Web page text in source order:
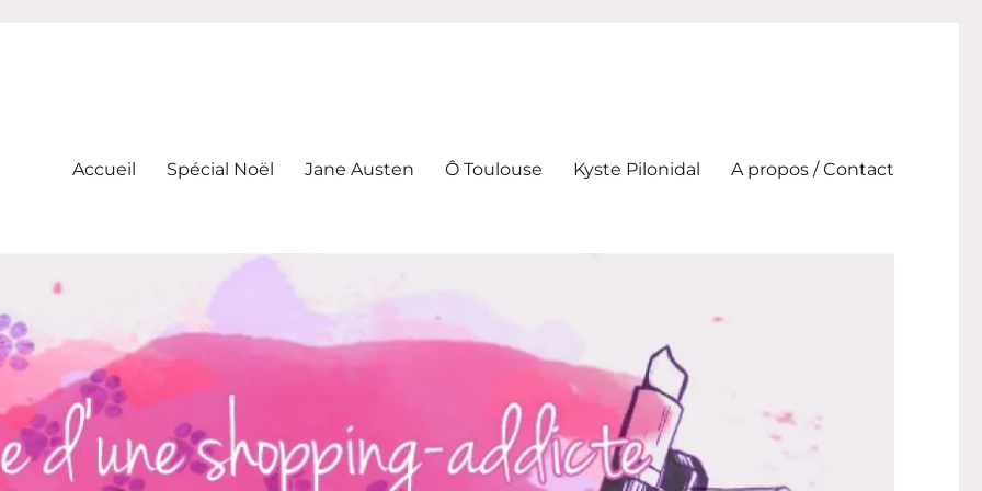
Accueil Spécial Noël Jane Austen Ô Toulouse Kyste Pilonidal A propos / Contact